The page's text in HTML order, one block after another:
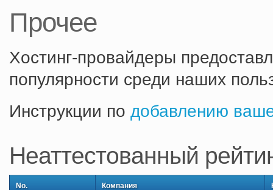
Прочее
Хостинг-провайдеры
популярности среди наших
Инструкции по добавлению
Неаттестованный
No. Компания